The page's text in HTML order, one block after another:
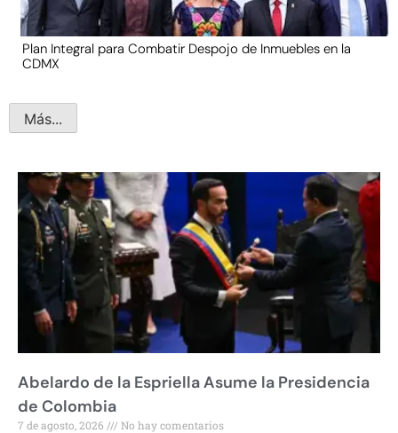
Plan Integral para Combatir Despojo de Inmuebles en la
CDMX
Más...
Abelardo de la Espriella Asume la Presidencia
de Colombia
7 de agosto, 2026 No hay comentarios